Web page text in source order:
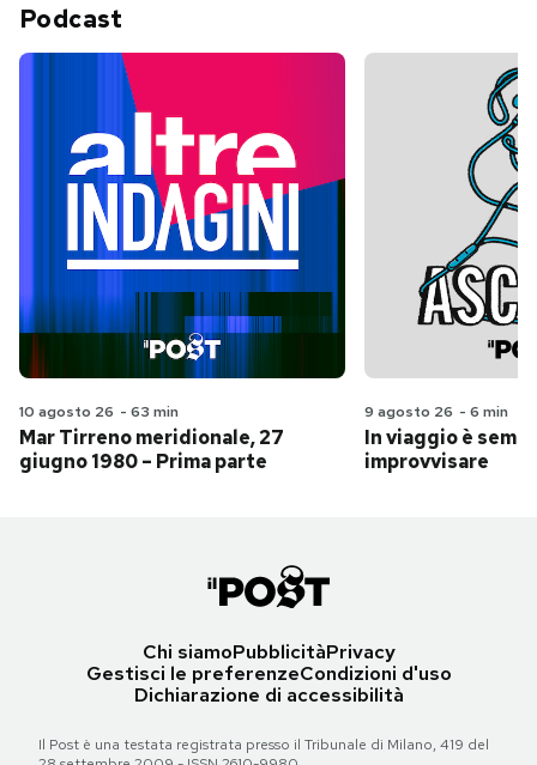
Podcast
10 agosto 26 - 63 min
Mar Tirreno meridionale, 27
giugno 1980 – Prima parte
9 agosto 26 - 6 min
In viaggio è
improvvisare
Chi siamoPubblicitàPrivacy
Gestisci le preferenzeCondizioni d'uso
Dichiarazione di accessibilità
Il Post è una testata registrata presso il Tribunale di Milano, 419 del